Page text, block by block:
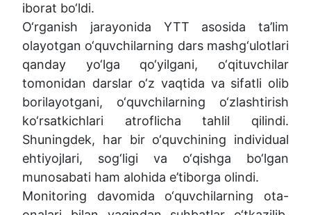
iborat bo‘ldi.
O‘rganish jarayonida YTT asosida ta’lim
olayotgan o‘quvchilarning dars mashg‘ulotlari
qanday yo‘lga qo‘yilgani, o‘qituvchilar
tomonidan darslar o‘z vaqtida va sifatli olib
borilayotgani, o‘quvchilarning o‘zlashtirish
ko‘rsatkichlari atroflicha tahlil qilindi.
Shuningdek, har bir o‘quvchining individual
ehtiyojlari, sog‘ligi va o‘qishga bo‘lgan
munosabati ham alohida e’tiborga olindi.
Monitoring davomida o‘quvchilarning ota-